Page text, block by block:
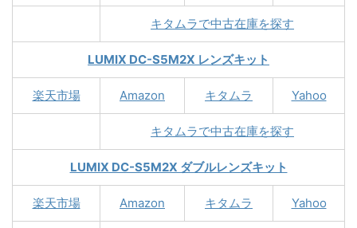
キタムラで中古在庫を探す
LUMIX DC-S5M2X レンズキット
楽天市場 Amazon キタムラ Yahoo
キタムラで中古在庫を探す
LUMIX DC-S5M2X ダブルレンズキット
楽天市場 Amazon キタムラ Yahoo